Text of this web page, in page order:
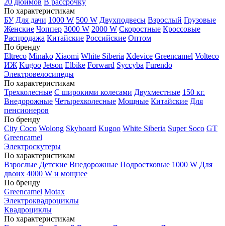
20 дюймов В рассрочку
По характеристикам
БУ Для дачи 1000 W 500 W Двухподвесы Взрослый Грузовые
Женские Чоппер 3000 W 2000 W Скоростные Кроссовые
Распродажа Китайские Российские Оптом
По бренду
Eltreco Minako Xiaomi White Siberia Xdevice Greencamel Volteco
ИЖ Kugoo Jetson Elbike Forward Syccyba Furendo
Электровелосипеды
По характеристикам
Трехколесные С широкими колесами Двухместные 150 кг.
Внедорожные Четырехколесные Мощные Китайские Для
пенсионеров
По бренду
City Coco Wolong Skyboard Kugoo White Siberia Super Soco GT
Greencamel
Электроскутеры
По характеристикам
Взрослые Детские Внедорожные Подростковые 1000 W Для
двоих 4000 W и мощнее
По бренду
Greencamel Motax
Электроквадроциклы
Квадроциклы
По характеристикам